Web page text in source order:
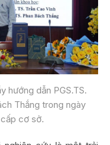
hướng dẫn PGS.TS.
Thắng trong ngày
cơ sở.